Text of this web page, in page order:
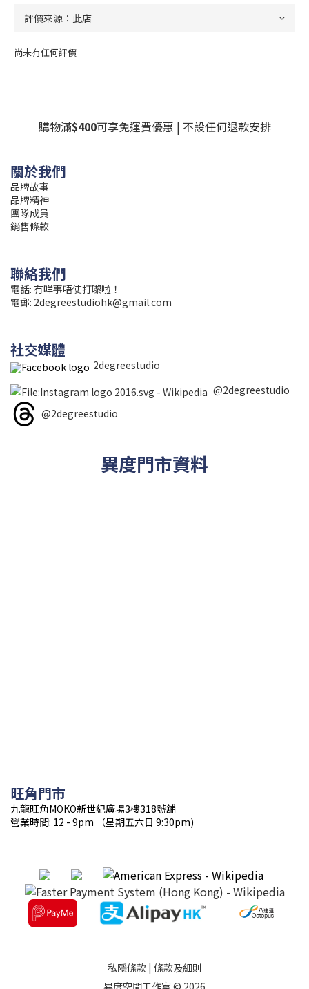
尚未有任何評價
購物滿$400可享免運費優惠 | 不設任何退款安排
關於我們
品牌故事
品牌精神
團隊成員
銷售條款
聯絡我們
電話: 冇咩事唔使打嚟啦！
電郵: 2degreestudiohk@gmail.com
社交媒體
2degreestudio
@2degreestudio
@2degreestudio
異度門市資料
旺角門市
九龍旺角MOKO新世紀廣場3樓318號舖
營業時間: 12 - 9pm （星期五六日 9:30pm)
私隱條款| 條款及細則